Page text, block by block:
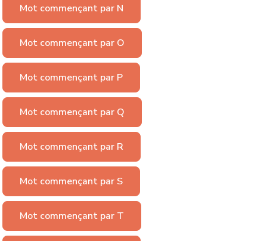
Mot commençant par N
Mot commençant par O
Mot commençant par P
Mot commençant par Q
Mot commençant par R
Mot commençant par S
Mot commençant par T